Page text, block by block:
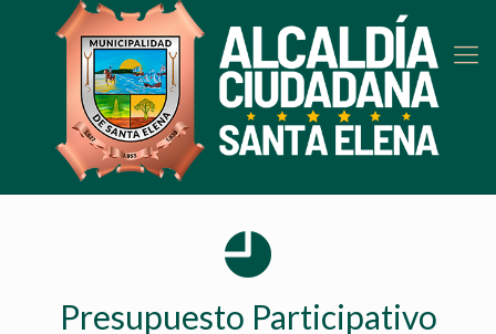
Presupuesto Participativo